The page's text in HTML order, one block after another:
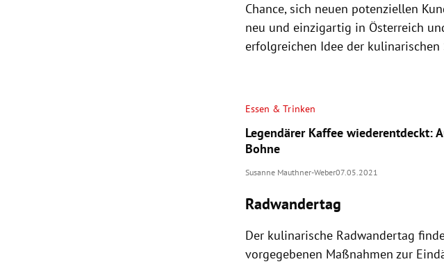
Chance, sich neuen potenziellen
neu und einzigartig in Österreich
erfolgreichen Idee der kulinarischen
Essen & Trinken
Legendärer Kaffee wiederentdeckt:
Bohne
Susanne Mauthner-Weber07.05.2021
Radwandertag
Der kulinarische Radwandertag
vorgegebenen Maßnahmen zur